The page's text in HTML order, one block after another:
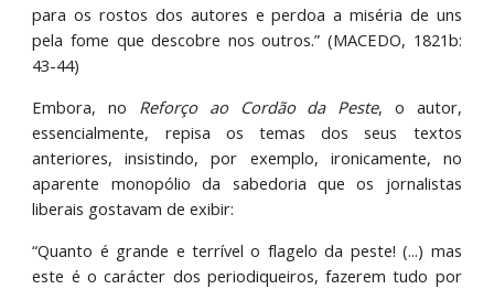
para os rostos dos autores e perdoa a miséria de uns
pela fome que descobre nos outros.” (MACEDO, 1821b:
43-44)
Embora, no Reforço ao Cordão da Peste, o autor,
essencialmente, repisa os temas dos seus textos
anteriores, insistindo, por exemplo, ironicamente, no
aparente monopólio da sabedoria que os jornalistas
liberais gostavam de exibir:
“Quanto é grande e terrível o flagelo da peste! (...) mas
este é o carácter dos periodiqueiros, fazerem tudo por